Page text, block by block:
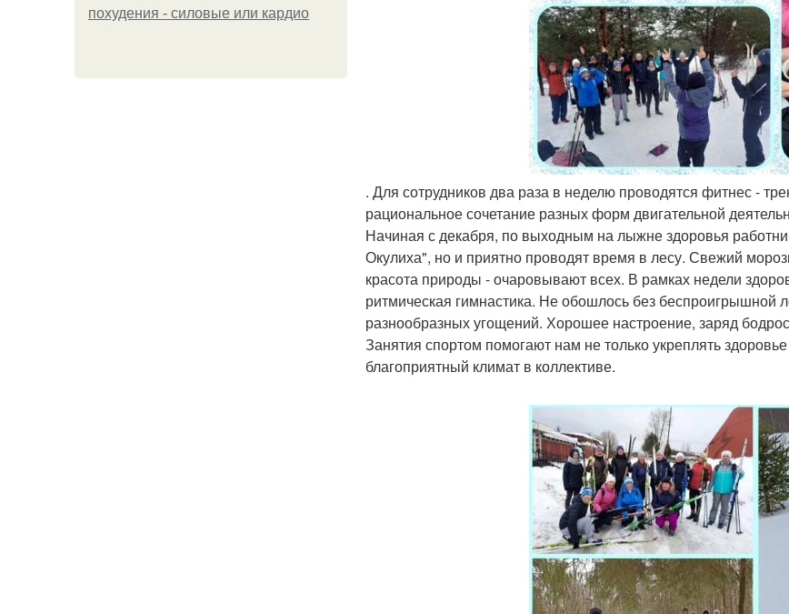
похудения - силовые или кардио
. Для сотрудников два раза в неделю проводятся фитнес -
рациональное сочетание разных форм двигательной
Начиная с декабря, по выходным на лыжне здоровья
Окулиха", но и приятно проводят время в лесу. Свежий
красота природы - очаровывают всех. В рамках недели
ритмическая гимнастика. Не обошлось без беспроигрышной
разнообразных угощений. Хорошее настроение, заряд
Занятия спортом помогают нам не только укреплять
благоприятный климат в коллективе.